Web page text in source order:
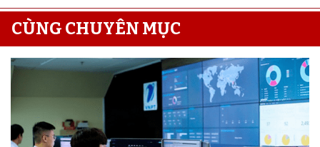
CÙNG CHUYÊN MỤC